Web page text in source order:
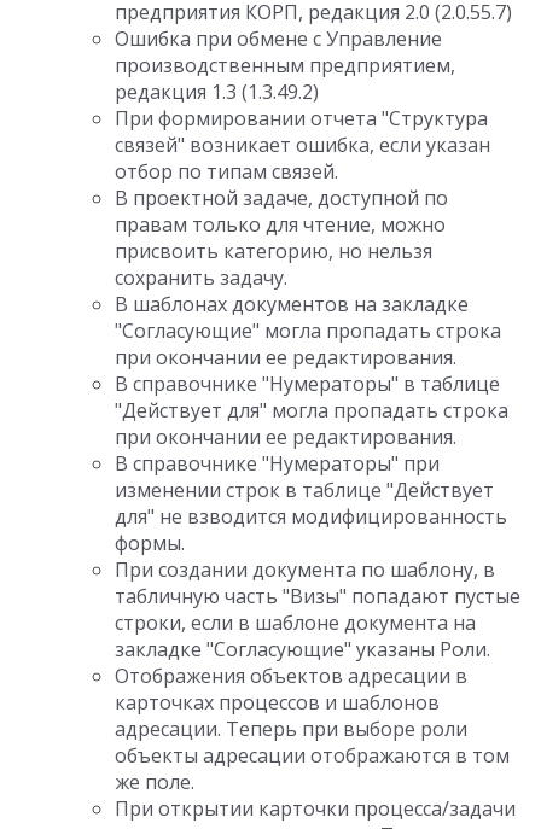
предприятия КОРП, редакция 2.0 (2.0.55.7)
Ошибка при обмене с Управление
производственным предприятием,
редакция 1.3 (1.3.49.2)
При формировании отчета "Структура
связей" возникает ошибка, если указан
отбор по типам связей.
В проектной задаче, доступной по
правам только для чтение, можно
присвоить категорию, но нельзя
сохранить задачу.
В шаблонах документов на закладке
"Согласующие" могла пропадать строка
при окончании ее редактирования.
В справочнике "Нумераторы" в таблице
"Действует для" могла пропадать строка
при окончании ее редактирования.
В справочнике "Нумераторы" при
изменении строк в таблице "Действует
для" не взводится модифицированность
формы.
При создании документа по шаблону, в
табличную часть "Визы" попадают пустые
строки, если в шаблоне документа на
закладке "Согласующие" указаны Роли.
Отображения объектов адресации в
карточках процессов и шаблонов
адресации. Теперь при выборе роли
объекты адресации отображаются в том
же поле.
При открытии карточки процесса/задачи